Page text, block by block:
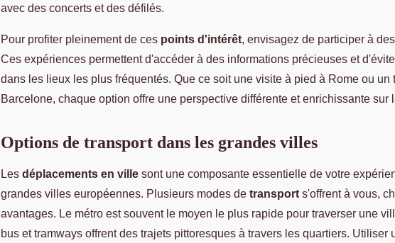
avec des concerts et des défilés.
Pour profiter pleinement de ces points d'intérêt, envisagez de participer à
Ces expériences permettent d'accéder à des informations précieuses et
dans les lieux les plus fréquentés. Que ce soit une visite à pied à Rome ou un
Barcelone, chaque option offre une perspective différente et enrichissante sur
Options de transport dans les grandes villes
Les déplacements en ville sont une composante essentielle de votre
grandes villes européennes. Plusieurs modes de transport s'offrent à vous,
avantages. Le métro est souvent le moyen le plus rapide pour traverser une
bus et tramways offrent des trajets pittoresques à travers les quartiers. Utiliser